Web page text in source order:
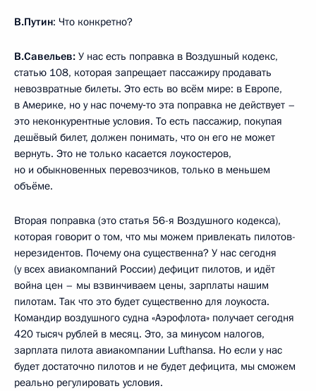
В.Путин: Что конкретно?
В.Савельев: У нас есть поправка в Воздушный кодекс,
статью 108, которая запрещает пассажиру продавать
невозвратные билеты. Это есть во всём мире: в Европе,
в Америке, но у нас почему‑то эта поправка не действует –
это неконкурентные условия. То есть пассажир, покупая
дешёвый билет, должен понимать, что он его не может
вернуть. Это не только касается лоукостеров,
но и обыкновенных перевозчиков, только в меньшем
объёме.
Вторая поправка (это статья 56-я Воздушного кодекса),
которая говорит о том, что мы можем привлекать пилотов-
нерезидентов. Почему она существенна? У нас сегодня
(у всех авиакомпаний России) дефицит пилотов, и идёт
война цен – мы взвинчиваем цены, зарплаты нашим
пилотам. Так что это будет существенно для лоукоста.
Командир воздушного судна «Аэрофлота» получает сегодня
420 тысяч рублей в месяц. Это, за минусом налогов,
зарплата пилота авиакомпании Lufthansa. Но если у нас
будет достаточно пилотов и не будет дефицита, мы сможем
реально регулировать условия.